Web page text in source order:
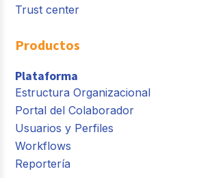
Trust center
Productos
Plataforma
Estructura Organizacional
Portal del Colaborador
Usuarios y Perfiles
Workflows
Reportería